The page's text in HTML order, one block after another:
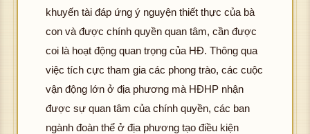
khuyến tài đáp ứng ý nguyện thiết thực của bà
con và được chính quyền quan tâm, cần được
coi là hoạt động quan trọng của HĐ. Thông qua
việc tích cực tham gia các phong trào, các cuộc
vận động lớn ở địa phương mà HĐHP nhận
được sự quan tâm của chính quyền, các ban
ngành đoàn thể ở địa phương tạo điều kiện